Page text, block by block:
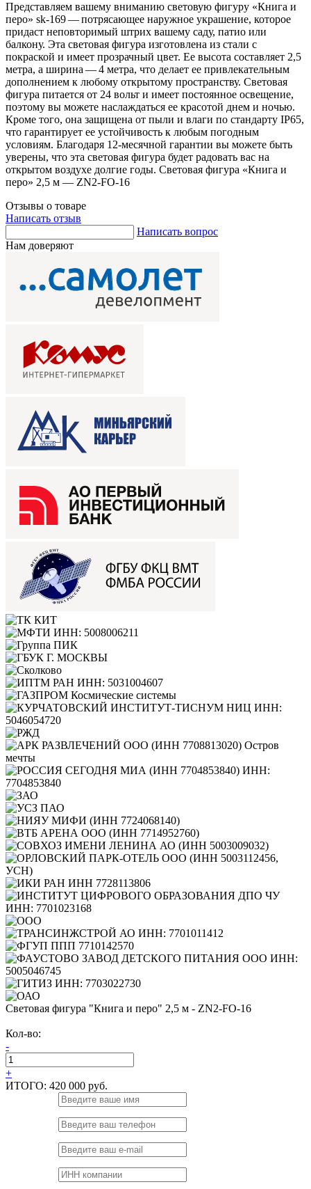
Представляем вашему вниманию световую фигуру «Книга и
перо» sk-169 — потрясающее наружное украшение, которое
придаст неповторимый штрих вашему саду, патио или
балкону. Эта световая фигура изготовлена из стали с
покраской и имеет прозрачный цвет. Ее высота составляет 2,5
метра, а ширина — 4 метра, что делает ее привлекательным
дополнением к любому открытому пространству. Световая
фигура питается от 24 вольт и имеет постоянное освещение,
поэтому вы можете наслаждаться ее красотой днем и ночью.
Кроме того, она защищена от пыли и влаги по стандарту IP65,
что гарантирует ее устойчивость к любым погодным
условиям. Благодаря 12-месячной гарантии вы можете быть
уверены, что эта световая фигура будет радовать вас на
открытом воздухе долгие годы. Световая фигура «Книга и
перо» 2,5 м — ZN2-FO-16
Отзывы о товаре
Написать отзыв
Написать вопрос
Нам доверяют
Световая фигура "Книга и перо" 2,5 м - ZN2-FO-16
Кол-во:
-
+
ИТОГО: 420 000 руб.